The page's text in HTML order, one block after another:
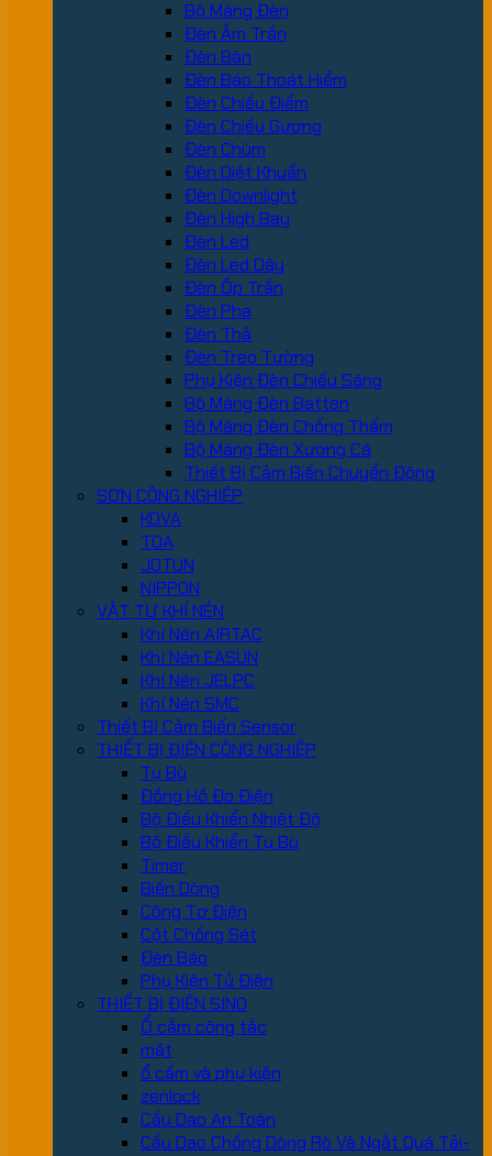
Bộ Máng Đèn
Đèn Âm Trần
Đèn Bàn
Đèn Báo Thoát Hiểm
Đèn Chiếu Điểm
Đèn Chiếu Gương
Đèn Chùm
Đèn Diệt Khuẩn
Đèn Downlight
Đèn High Bay
Đèn Led
Đèn Led Dây
Đèn Ốp Trần
Đèn Pha
Đèn Thả
Đèn Treo Tường
Phụ Kiện Đèn Chiếu Sáng
Bộ Máng Đèn Batten
Bộ Máng Đèn Chống Thấm
Bộ Máng Đèn Xương Cá
Thiết Bị Cảm Biến Chuyển Động
SƠN CÔNG NGHIỆP
KOVA
TOA
JOTUN
NIPPON
VẬT TƯ KHÍ NÉN
Khí Nén AIRTAC
Khí Nén EASUN
Khí Nén JELPC
Khí Nén SMC
Thiết Bị Cảm Biến Sensor
THIẾT BỊ ĐIỆN CÔNG NGHIỆP
Tụ Bù
Đồng Hồ Đo Điện
Bộ Điều Khiển Nhiệt Độ
Bộ Điều Khiển Tụ Bù
Timer
Biến Dòng
Công Tơ Điện
Cột Chống Sét
Đèn Báo
Phụ Kiện Tủ Điện
THIẾT BỊ ĐIỆN SINO
Ổ cắm công tắc
mặt
ổ cấm và phụ kiện
zenlock
Cầu Dao An Toàn
Cầu Dao Chống Dòng Rò Và Ngắt Quá Tải-